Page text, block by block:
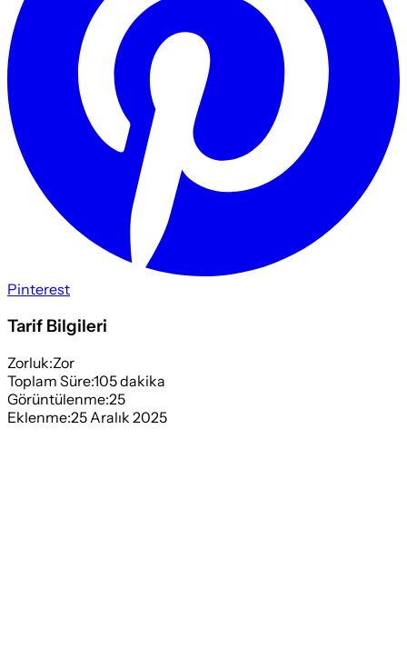
Pinterest
Tarif Bilgileri
Zorluk:Zor
Toplam Süre:105dakika
Görüntülenme:25
Eklenme:25 Aralık 2025